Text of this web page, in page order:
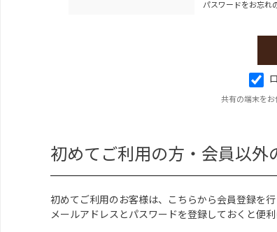
パスワードをお忘れ
共有の端末を
初めてご利用の方・会員以外
初めてご利用のお客様は、こちらから会員登録を行
メールアドレスとパスワードを登録しておくと便